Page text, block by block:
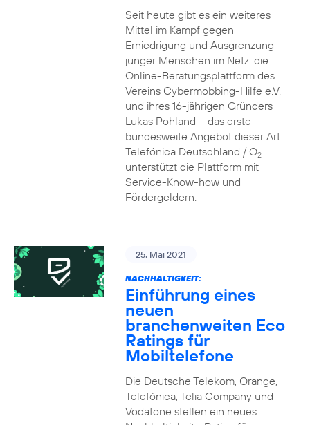
Seit heute gibt es ein weiteres
Mittel im Kampf gegen
Erniedrigung und Ausgrenzung
junger Menschen im Netz: die
Online-Beratungsplattform des
Vereins Cybermobbing-Hilfe e.V.
und ihres 16-jährigen Gründers
Lukas Pohland – das erste
bundesweite Angebot dieser Art.
Telefónica Deutschland / O2
unterstützt die Plattform mit
Service-Know-how und
Fördergeldern.
25. Mai 2021
NACHHALTIGKEIT:
Einführung eines
neuen
branchenweiten Eco
Ratings für
Mobiltelefone
Die Deutsche Telekom, Orange,
Telefónica, Telia Company und
Vodafone stellen ein neues